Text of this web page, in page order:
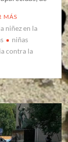
MÁS
niñez en la
niñas
contra la